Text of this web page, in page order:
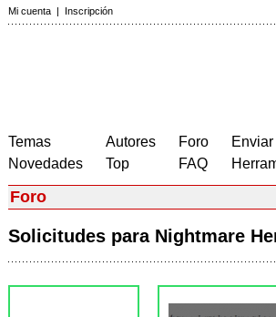
Mi cuenta | Inscripción
Temas
Novedades
Autores
Top
Foro
FAQ
Foro
Solicitudes para Nightmare